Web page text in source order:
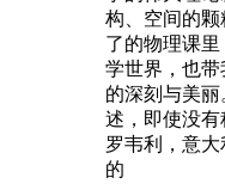
构、空间的
了的物理课
学世界，也
的深刻与美
述，即使没有
罗韦利，意
的